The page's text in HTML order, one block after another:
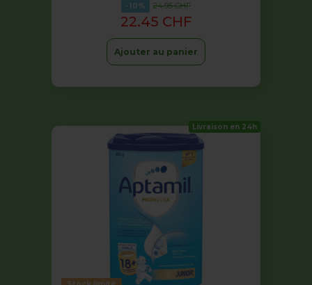
-10% 24.95 CHF
22.45 CHF
Ajouter au panier
Livraison en 24h